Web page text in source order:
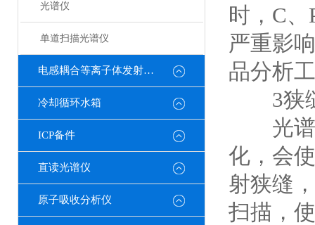
光谱仪
单道扫描光谱仪
电感耦合等离子体发射光谱仪
冷却循环水箱
ICP备件
直读光谱仪
原子吸收分析仪
时，C
严重影
品分析
3狭
光谱
化，会
射狭缝
扫描，